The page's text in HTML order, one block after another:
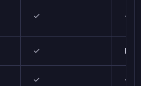
✓ ✓
✓ N/A
✓ ✓